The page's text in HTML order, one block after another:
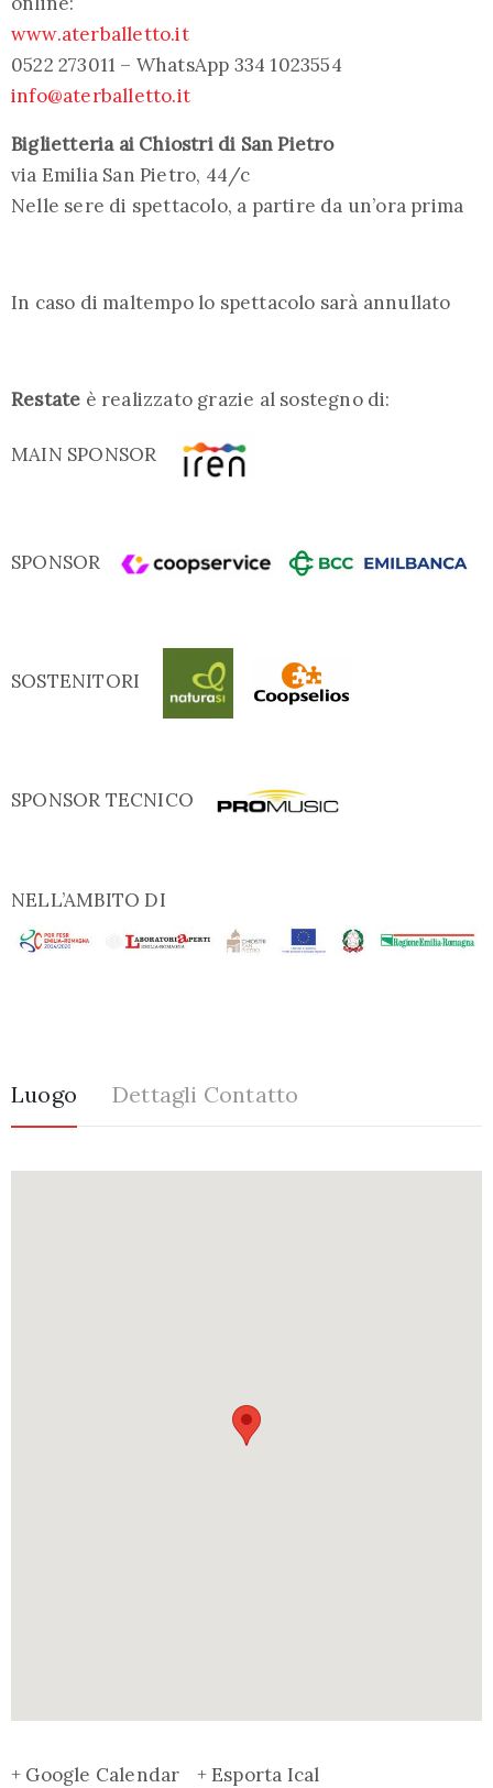
www.aterballetto.it
0522 273011 – WhatsApp 334 1023554
info@aterballetto.it
Biglietteria ai Chiostri di San Pietro
via Emilia San Pietro, 44/c
Nelle sere di spettacolo, a partire da un’ora prima
In caso di maltempo lo spettacolo sarà annullato
Restate è realizzato grazie al sostegno di:
MAIN SPONSOR
SPONSOR
SOSTENITORI
SPONSOR TECNICO
NELL’AMBITO DI
Luogo Dettagli Contatto
+ Google Calendar + Esporta Ical